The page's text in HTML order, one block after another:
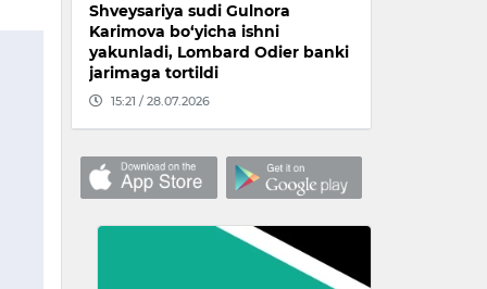
Shveysariya sudi Gulnora
Karimova bo‘yicha ishni
yakunladi, Lombard Odier banki
jarimaga tortildi
15:21 / 28.07.2026